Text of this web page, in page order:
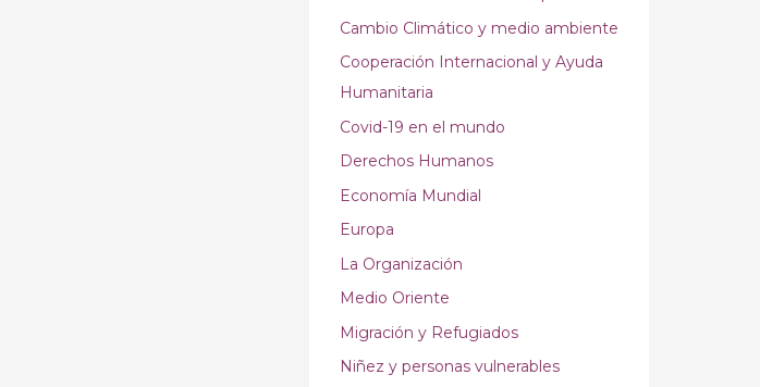
Cambio Climático y medio ambiente
Cooperación Internacional y Ayuda
Humanitaria
Covid-19 en el mundo
Derechos Humanos
Economía Mundial
Europa
La Organización
Medio Oriente
Migración y Refugiados
Niñez y personas vulnerables